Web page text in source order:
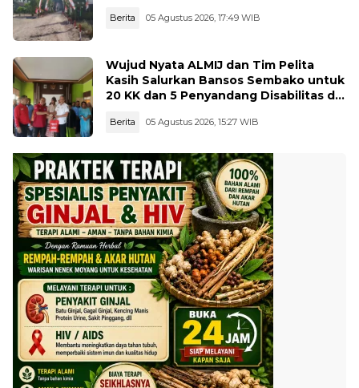
Berita 05 Agustus 2026, 17:49 WIB
Wujud Nyata ALMIJ dan Tim Pelita
Kasih Salurkan Bansos Sembako untuk
20 KK dan 5 Penyandang Disabilitas di
Berita 05 Agustus 2026, 15:27 WIB